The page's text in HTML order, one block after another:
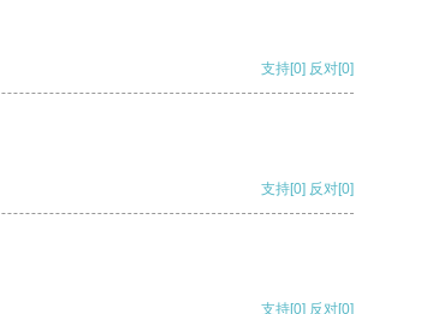
支持[0] 反对[0]
支持[0] 反对[0]
支持[0] 反对[0]